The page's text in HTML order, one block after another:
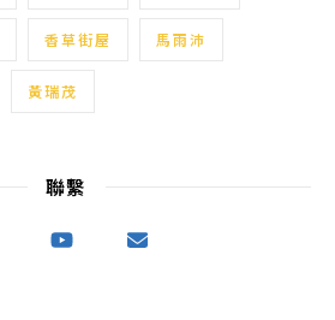
香草街屋 馬雨沛
黃瑞茂
聯繫